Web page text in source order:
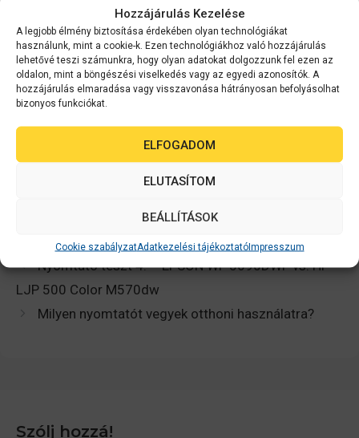
Hozzájárulás Kezelése
A legjobb élmény biztosítása érdekében olyan technológiákat
használunk, mint a cookie-k. Ezen technológiákhoz való hozzájárulás
lehetővé teszi számunkra, hogy olyan adatokat dolgozzunk fel ezen az
oldalon, mint a böngészési viselkedés vagy az egyedi azonosítók. A
hozzájárulás elmaradása vagy visszavonása hátrányosan befolyásolhat
bizonyos funkciókat.
ELFOGADOM
ELUTASÍTOM
BEÁLLÍTÁSOK
Cookie szabályzatAdatkezelési tájékoztatóImpresszum
A piros vonal jelöli a 3 éves használati idő lejártát. Jól
látható az ábrán, hogymár a kezdeti beruházáskor is
nyomtató.
Ide kattintva többet megtudhat arról, hogyan tud
Nyomtató teszt 4. – EPSON WF 5690DWF vs. HP
LJP 500 Color M570dw
Milyen nyomtatót vegyek otthoni használatra?
Szólj hozzá!